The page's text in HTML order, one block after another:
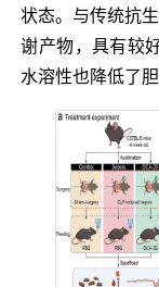
状态。与传统抗
谢产物，具有较
水溶性也降低了